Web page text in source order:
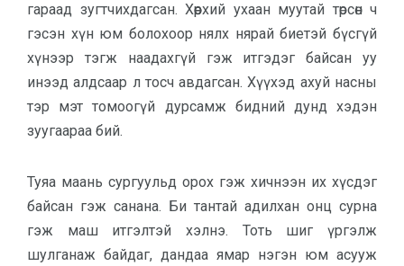
гараад зугтчихдагсан. Хөөрхий ухаан муутай төрсөн ч
гэсэн хүн юм болохоор нялх нярай биетэй бүсгүй
хүнээр тэгж наадахгүй гэж итгэдэг байсан уу
инээд алдсаар л тосч авдагсан. Хүүхэд ахуй насны
тэр мэт томоогүй дурсамж бидний дунд хэдэн
зуугаараа бий.
Туяа маань сургуульд орох гэж хичнээн их хүсдэг
байсан гэж санана. Би тантай адилхан онц сурна
гэж маш итгэлтэй хэлнэ. Тоть шиг үргэлж
шулганаж байдаг, дандаа ямар нэгэн юм асууж